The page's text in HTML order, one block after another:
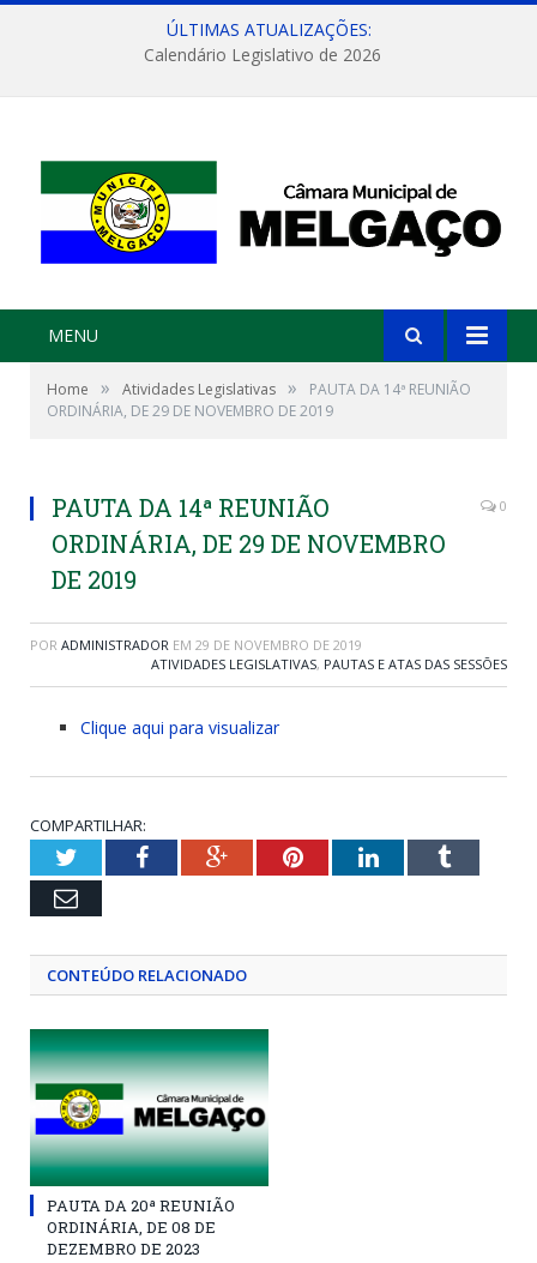
ÚLTIMAS ATUALIZAÇÕES:
Calendário Legislativo de 2026
MENU
Home » Atividades Legislativas »
PAUTA DA 14ª REUNIÃO
ORDINÁRIA, DE 29 DE NOVEMBRO DE 2019
PAUTA DA 14ª REUNIÃO
ORDINÁRIA, DE 29 DE NOVEMBRO
DE 2019
0
POR ADMINISTRADOR EM 29 DE NOVEMBRO DE 2019
ATIVIDADES LEGISLATIVAS, PAUTAS E ATAS DAS SESSÕES
Clique aqui para visualizar
COMPARTILHAR:
TwitterFacebookGoogle+PinterestLinkedInTumblr
Email
CONTEÚDO RELACIONADO
PAUTA DA 20ª REUNIÃO
ORDINÁRIA, DE 08 DE
DEZEMBRO DE 2023